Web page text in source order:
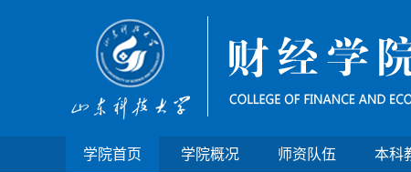
学院首页 学院概况 师资队伍 本科